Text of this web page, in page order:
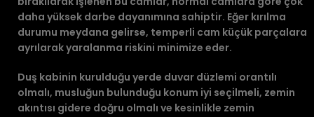
daha yüksek darbe dayanımına sahiptir. Eğer kırılma
durumu meydana gelirse, temperli cam küçük parçalara
ayrılarak yaralanma riskini minimize eder.
Duş kabinin kurulduğu yerde duvar düzlemi orantılı
olmalı, musluğun bulunduğu konum iyi seçilmeli, zemin
akıntısı gidere doğru olmalı ve kesinlikle zemin